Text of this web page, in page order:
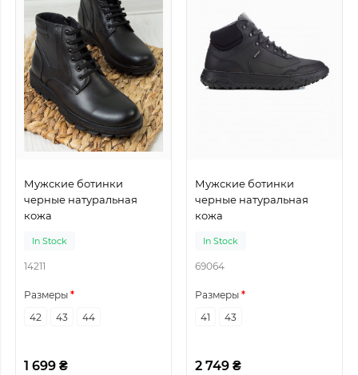
Мужские ботинки
черные натуральная
кожа
In Stock
14211
Размеры
42
43 44
1 699 ₴
Мужские ботинки
черные натуральная
кожа
In Stock
69064
Размеры
41
43
2 749 ₴